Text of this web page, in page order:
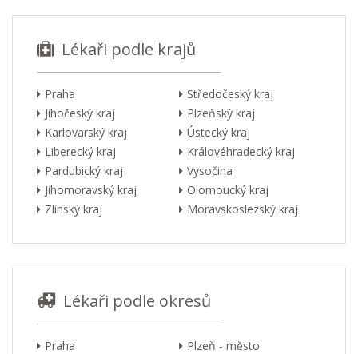
Lékaři podle krajů
Praha
Středočeský kraj
Jihočeský kraj
Plzeňský kraj
Karlovarský kraj
Ústecký kraj
Liberecký kraj
Královéhradecký kraj
Pardubický kraj
Vysočina
Jihomoravský kraj
Olomoucký kraj
Zlínský kraj
Moravskoslezský kraj
Lékaři podle okresů
Praha
Plzeň - město